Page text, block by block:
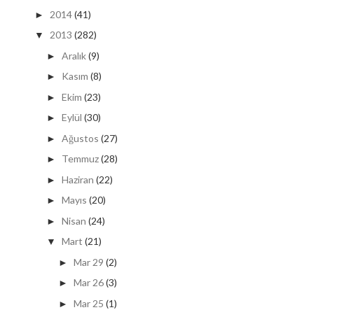
► 2014(41)
▼ 2013 (282)
► Aralık(9)
► Kasım (8)
► Ekim (23)
► Eylül (30)
► Ağustos (27)
► Temmuz(28)
► Haziran (22)
► Mayıs (20)
► Nisan (24)
▼ Mart (21)
► Mar 29 (2)
► Mar 26 (3)
► Mar 25 (1)